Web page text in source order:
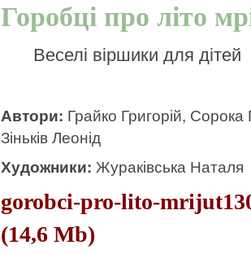
Горобці про літо
Веселі віршики для дітей
Автори: Грайко Григорій,
Зіньків Леонід
Художники: Жураківська Наталя
gorobci-pro-lito-
(14,6 Mb)